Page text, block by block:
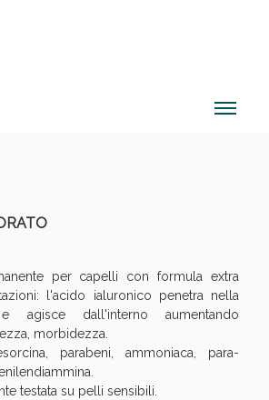
per capelli con formula extra
l'acido ialuronico penetra nella
agisce dall'interno aumentando
morbidezza.
parabeni, ammoniaca, para-
testata su pelli sensibili.
Sconto fino al 40% valido